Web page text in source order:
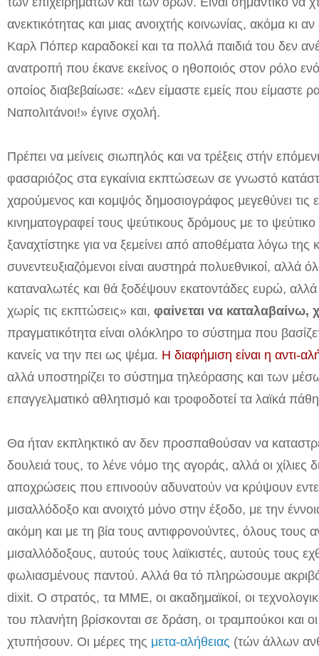
ανεκτικότητας και μιας ανοιχτής κοινωνίας, ακόμα κι
Καρλ Πόπερ καραδοκεί και τα πολλά παιδιά του δεν
ανατροπή που έκανε εκείνος ο ηθοποιός στον ρόλο
οποίος διαβεβαίωσε: «Δεν είμαστε εμείς που είμαστε
Ναπολιτάνοι!» έγινε σχολή.
Πρέπει να μείνεις σιωπηλός και να τρέξεις στήν
φασαριόζος στα εγκαίνια εκπτώσεων σε γνωστό
χαρούμενος και κομψός δημοσιογράφος μεγεθύνει τις
κινηματογραφεί τους ψεύτικους δρόμους με το
ξαναχτίστηκε για να ξεμείνει από αποθέματα λόγω
συνεντευξιαζόμενοι είναι αυστηρά πολυεθνικοί, αλλά
καταναλωτές και θά ξοδέψουν εκατοντάδες ευρώ,
χωρίς τις εκπτώσεις» και, φαίνεται να καταλαβαίνω,
πραγματικότητα είναι ολόκληρο το σύστημα που
κανείς να την πει ως ψέμα. Η διαφήμιση είναι η αντι-
αλλά υποστηρίζει το σύστημα τηλεόρασης και των
επαγγελματικό αθλητισμό και τροφοδοτεί τα λαϊκά
Θα ήταν εκπληκτικό αν δεν προσπαθούσαν να
δουλειά τους, το λένε νόμο της αγοράς, αλλά οι χίλιες
αποχρώσεις που επινοούν αδυνατούν να κρύψουν
μισαλλόδοξο και ανοιχτό μόνο στην έξοδο, με την
ακόμη και με τη βία τους αντιφρονούντες, όλους τους
μισαλλόδοξους, αυτούς τους λαϊκιστές, αυτούς τους
φωλιασμένους παντού. Αλλά θα τό πληρώσουμε
dixit. Ο στρατός, τα ΜΜΕ, οι ακαδημαϊκοί, οι
του πλανήτη βρίσκονται σε δράση, οι τραμπούκοι και
χτυπήσουν. Οι μέρες της μετα-αλήθειας (τών άλλων